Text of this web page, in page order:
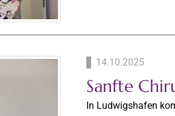
14.10.2025
Sanfte
In Ludwigshafen